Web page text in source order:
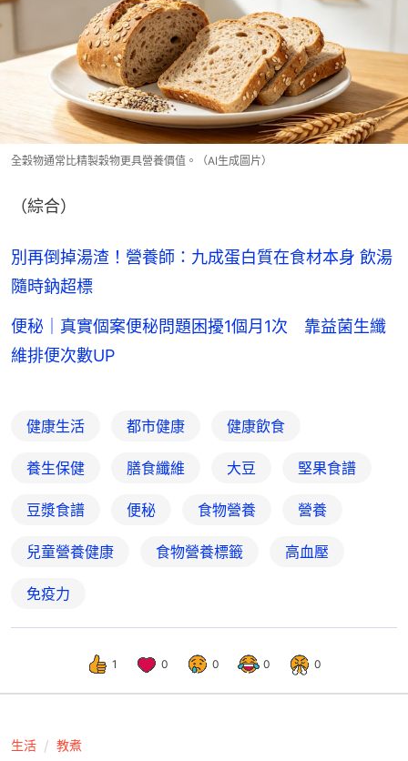
全穀物通常比精製穀物更具營養價值。（AI生成圖片）
（綜合）
別再倒掉湯渣！營養師：九成蛋白質在食材本身 飲湯
隨時鈉超標
便秘｜真實個案便秘問題困擾1個月1次 靠益菌生纖
維排便次數UP
健康生活 都市健康 健康飲食
養生保健 膳食纖維 大豆 堅果食譜
豆漿食譜 便秘 食物營養 營養
兒童營養健康 食物營養標籤 高血壓
免疫力
1 0 0 0 0
生活 教煮